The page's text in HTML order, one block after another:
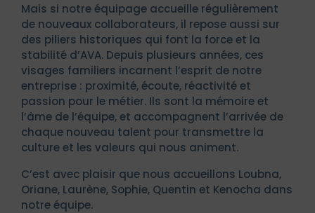
Mais si notre équipage accueille régulièrement
de nouveaux collaborateurs, il repose aussi sur
des piliers historiques qui font la force et la
stabilité d’AVA. Depuis plusieurs années, ces
visages familiers incarnent l’esprit de notre
entreprise : proximité, écoute, réactivité et
passion pour le métier. Ils sont la mémoire et
l’âme de l’équipe, et accompagnent l’arrivée de
chaque nouveau talent pour transmettre la
culture et les valeurs qui nous animent.
C’est avec plaisir que nous accueillons Loubna,
Oriane, Laurène, Sophie, Quentin et Kenocha dans
notre équipe.